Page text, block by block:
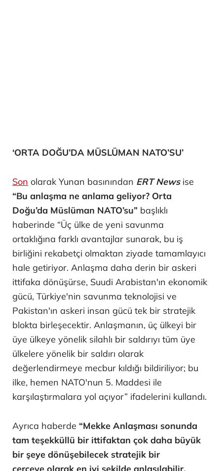
‘ORTA DOĞU’DA MÜSLÜMAN NATO’SU’
Son olarak Yunan basınından ERT Newsise
“Bu anlaşma ne anlama geliyor? Orta
Doğu’da Müslüman NATO’su” başlıklı
haberinde “Üç ülke de yeni savunma
ortaklığına farklı avantajlar sunarak, bu iş
birliğini rekabetçi olmaktan ziyade tamamlayıcı
hale getiriyor. Anlaşma daha derin bir askeri
ittifaka dönüşürse, Suudi Arabistan'ın ekonomik
gücü, Türkiye'nin savunma teknolojisi ve
Pakistan'ın askeri insan gücü tek bir stratejik
blokta birleşecektir. Anlaşmanın, üç ülkeyi bir
üye ülkeye yönelik silahlı bir saldırıyı tüm üye
ülkelere yönelik bir saldırı olarak
değerlendirmeye mecbur kıldığı bildiriliyor; bu
ilke, hemen NATO'nun 5. Maddesi ile
karşılaştırmalara yol açıyor” ifadelerini kullandı.
Ayrıca haberde “Mekke Anlaşması sonunda
tam teşekküllü bir ittifaktan çok daha büyük
bir şeye dönüşebilecek stratejik bir
çerçeve olarak en iyi şekilde anlaşılabilir.